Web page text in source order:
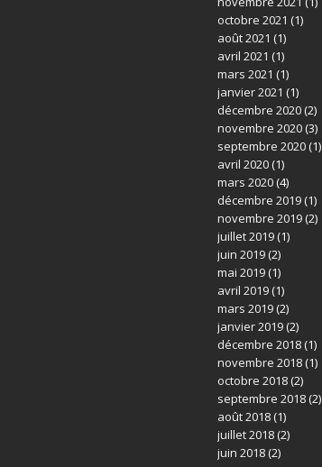
octobre 2021 (1)
août 2021 (1)
avril 2021 (1)
mars 2021 (1)
janvier 2021 (1)
décembre 2020(2)
novembre 2020(3)
septembre 2020(1)
avril 2020(1)
mars 2020(4)
décembre 2019(1)
novembre 2019(2)
juillet 2019(1)
juin 2019(2)
mai 2019(1)
avril 2019(1)
mars 2019(2)
janvier 2019(2)
décembre 2018(1)
novembre 2018(1)
octobre 2018(2)
septembre 2018(2)
août 2018(1)
juillet 2018(2)
juin 2018(2)